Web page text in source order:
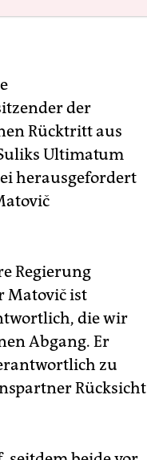
der
Rücktritt aus
Ultimatum
herausgefordert
Regierung
Matovič ist
die wir
Abgang. Er
zu
Rücksicht